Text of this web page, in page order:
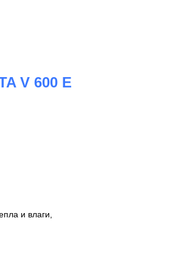
V 600 E
и влаги,